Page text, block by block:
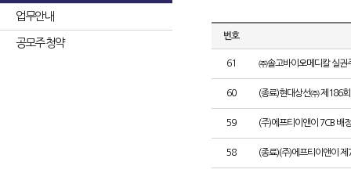
업무안내
공모주 청약
번호
61 ㈜솔고바이오메디칼 실권
60 (종료)현대상선㈜ 제186
59 (주)에프티이앤이 7CB 배
58 (종료)(주)에프티이앤이